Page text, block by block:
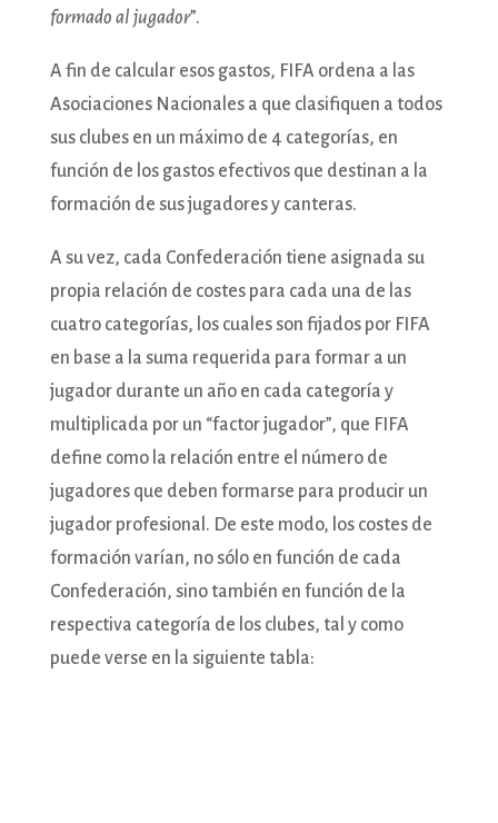
formado al jugador”.
A fin de calcular esos gastos, FIFA ordena a las
Asociaciones Nacionales a que clasifiquen a todos
sus clubes en un máximo de 4 categorías, en
función de los gastos efectivos que destinan a la
formación de sus jugadores y canteras.
A su vez, cada Confederación tiene asignada su
propia relación de costes para cada una de las
cuatro categorías, los cuales son fijados por FIFA
en base a la suma requerida para formar a un
jugador durante un año en cada categoría y
multiplicada por un “factor jugador”, que FIFA
define como la relación entre el número de
jugadores que deben formarse para producir un
jugador profesional. De este modo, los costes de
formación varían, no sólo en función de cada
Confederación, sino también en función de la
respectiva categoría de los clubes, tal y como
puede verse en la siguiente tabla: